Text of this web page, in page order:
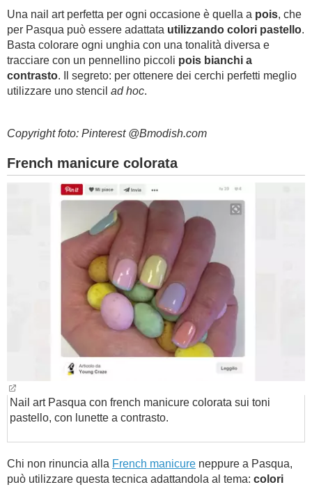
Una nail art perfetta per ogni occasione è quella a pois, che
per Pasqua può essere adattata utilizzando colori pastello.
Basta colorare ogni unghia con una tonalità diversa e
tracciare con un pennellino piccoli pois bianchi a
contrasto. Il segreto: per ottenere dei cerchi perfetti meglio
utilizzare uno stencil ad hoc.
Copyright foto: Pinterest @Bmodish.com
French manicure colorata
Nail art Pasqua con french manicure colorata sui toni
pastello, con lunette a contrasto.
Chi non rinuncia alla French manicure neppure a Pasqua,
può utilizzare questa tecnica adattandola al tema: colori